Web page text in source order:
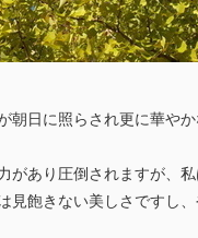
日に照らされ更に華やか
があり圧倒されますが、
見飽きない美しさですし、